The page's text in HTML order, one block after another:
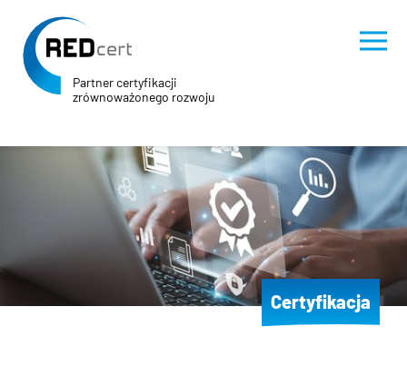
Partner certyfikacji
zrównoważonego rozwoju
Certyfikacja